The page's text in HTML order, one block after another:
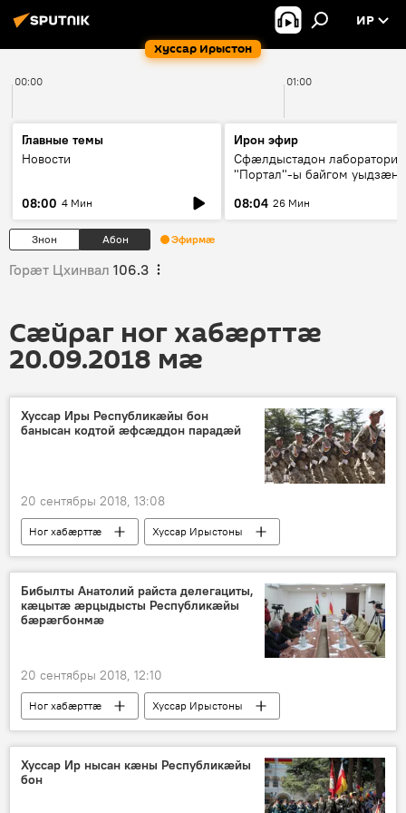
Хуссар Ирыстон
ИР
00:00 01:00
Главные темы
Новости
08:00 4 Мин
Ирон эфир
Сфæлдыстадон лаборатори
"Портал"-ы байгом уыдзæн
Æхсары куыстыты равдыст
08:04 26 Мин
Знон Абон Эфирмæ
Горӕт Цхинвал 106.3
Сӕйраг ног хабӕрттӕ
20.09.2018 мӕ
Хуссар Иры Республикӕйы бон
банысан кодтой ӕфсӕддон парадӕй
20 сентябры 2018, 13:08
Ног хабӕрттӕ Хуссар Ирыстоны
Бибылты Анатолий райста делегациты,
кӕцытӕ ӕрцыдысты Республикӕйы
бӕрӕгбонмӕ
20 сентябры 2018, 12:10
Ног хабӕрттӕ Хуссар Ирыстоны
Хуссар Ир нысан кæны Республикæйы
бон